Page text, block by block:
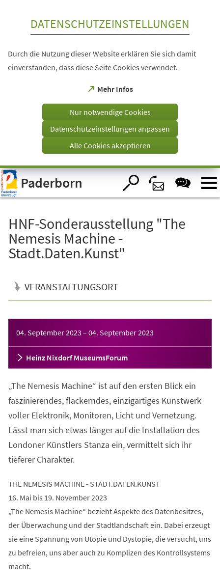
Visuelle
Assistenzsoftware
öffnen.
DATENSCHUTZEINSTELLUNGEN
Durch die Nutzung dieser Website erklären Sie sich damit
einverstanden, dass diese Seite Cookies verwendet.
Mehr Infos
(Öffnet
einem
Tab)
Nur notwendige Cookies
Datenschutzeinstellungen anpassen
Alle Cookies akzeptieren
Paderborn
HNF-Sonderausstellung "The
Nemesis Machine -
Stadt.Daten.Kunst"
VERANSTALTUNGSORT
04. September 2023 – 04. September 2023
Heinz Nixdorf MuseumsForum
„The Nemesis Machine“ ist auf den ersten Blick ein
faszinierendes, flackerndes, einzigartiges Kunstwerk
voller Elektronik, Monitoren, Licht und Vernetzung.
Lässt man sich etwas länger auf die Installation des
Londoner Künstlers Stanza ein, vermittelt sich ihr
tieferer Charakter.
THE NEMESIS MACHINE - STADT.DATEN.KUNST
16. Mai bis 19. November 2023
„The Nemesis Machine“ bezieht Aspekte des Datenbesitzes,
der Überwachung und der Stadtlandschaft ein. Dabei erzeugt
sie eine Spannung von Utopie und Dystopie, die versucht, uns
zu befreien, uns aber auch zu Komplizen des Kontrollsystems
macht.